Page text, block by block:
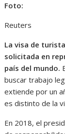
Foto:
Reuters
La visa de
solicitada en
país del mundo.
buscar trabajo
extiende por un
es distinto de la
En 2018, el